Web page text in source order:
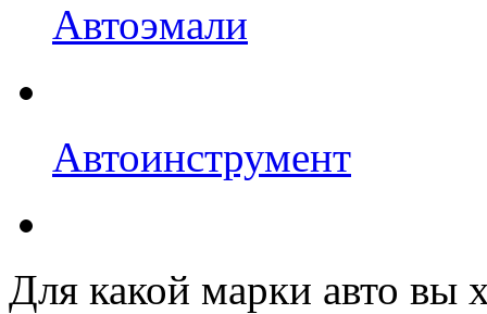
Автоэмали
Автоинструмент
Для какой марки авто вы